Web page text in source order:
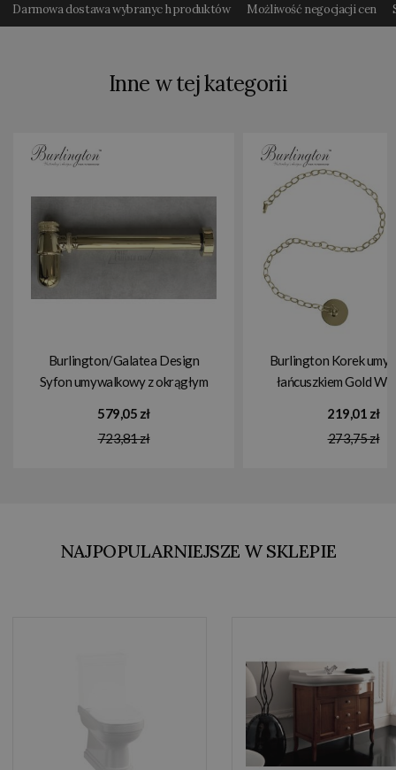
Darmowa dostawa wybranyc h produktów Możliwość negocjacji cen
Inne w tej kategorii
Burlington/Galatea Design
Syfon umywalkowy z okrągłym
W14GOLD/GDW14GOLD W
MAGAZYNIE!!
579,05 zł
723,81 zł
Burlington Korek
łańcuszkiem Gold
219,01 zł
273,75 zł
NAJPOPULARNIEJSZE W SKLEPIE